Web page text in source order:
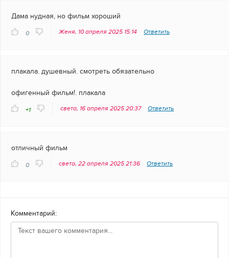
Дама нудная, но фильм хороший
0 Женя, 10 апреля 2025 15:14 Ответить
плакала. душевный. смотреть обязательно
офигенный фильм!. плакала
+1 света, 16 апреля 2025 20:37 Ответить
отличный фильм
0 света, 22 апреля 2025 21:36 Ответить
Комментарий: